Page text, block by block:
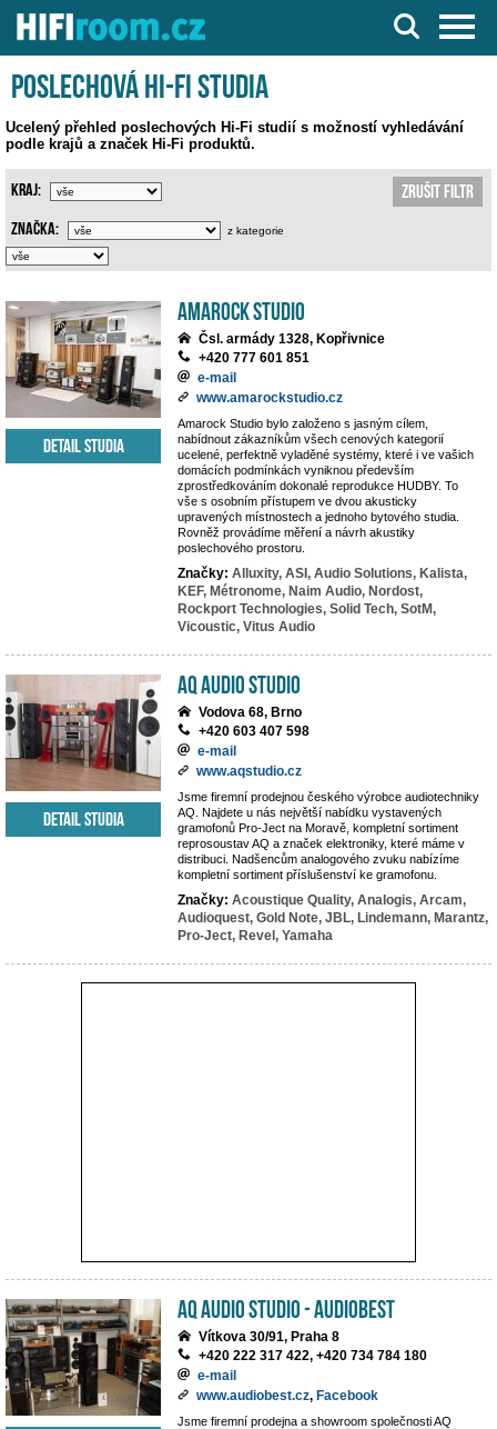
Server o Hi-Fi a AV technice
Poslechová Hi-Fi studia
Ucelený přehled poslechových Hi-Fi studií s možností vyhledávání
podle krajů a značek Hi-Fi produktů.
Zrušit filtr
Kraj:
Značka: z kategorie
Amarock Studio
Čsl. armády 1328, Kopřivnice
+420 777 601 851
e-mail
www.amarockstudio.cz
Amarock Studio bylo založeno s jasným cílem,
nabídnout zákazníkům všech cenových kategorií
ucelené, perfektně vyladěné systémy, které i ve vašich
domácích podmínkách vyniknou především
zprostředkováním dokonalé reprodukce HUDBY. To
vše s osobním přístupem ve dvou akusticky
upravených místnostech a jednoho bytového studia.
Rovněž provádíme měření a návrh akustiky
poslechového prostoru.
Značky: Alluxity, ASI, Audio Solutions, Kalista,
KEF, Métronome, Naim Audio, Nordost,
Rockport Technologies, Solid Tech, SotM,
Vicoustic, Vitus Audio
Detail studia
AQ audio studio
Vodova 68, Brno
+420 603 407 598
e-mail
www.aqstudio.cz
Jsme firemní prodejnou českého výrobce audiotechniky
AQ. Najdete u nás největší nabídku vystavených
gramofonů Pro-Ject na Moravě, kompletní sortiment
reprosoustav AQ a značek elektroniky, které máme v
distribuci. Nadšencům analogového zvuku nabízíme
kompletní sortiment příslušenství ke gramofonu.
Značky: Acoustique Quality, Analogis, Arcam,
Audioquest, Gold Note, JBL, Lindemann, Marantz,
Pro-Ject, Revel, Yamaha
Detail studia
AQ Audio Studio - Audiobest
Vítkova 30/91, Praha 8
+420 222 317 422, +420 734 784 180
e-mail
www.audiobest.cz, Facebook
Jsme firemní prodejna a showroom společnosti AQ